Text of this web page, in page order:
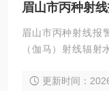
眉山市丙种射
眉山市丙种射线报
（伽马）射线辐射
知γ射线强度，当
更新时间：